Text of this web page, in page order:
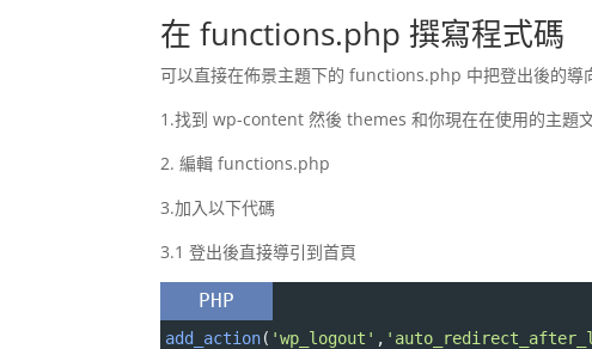
在 functions.php 撰寫程式碼
可以直接在佈景主題下的 functions.php 中把登出後的導
1.找到 wp-content 然後 themes 和你現在在使用的主題
2. 編輯 functions.php
3.加入以下代碼
3.1 登出後直接導引到首頁
PHP
add_action( 'wp_logout' ,